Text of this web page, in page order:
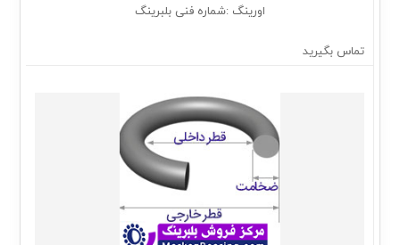
اورینگ :شماره فنی بلبرینگ
تماس بگیرید